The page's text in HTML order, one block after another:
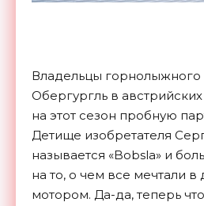
Владельцы горнолыжного
Обергургль в
на этот сезон пробную
Детище изобретателя
называется «Bobsla» и
на то, о чем все мечтали в
мотором. Да-да, теперь